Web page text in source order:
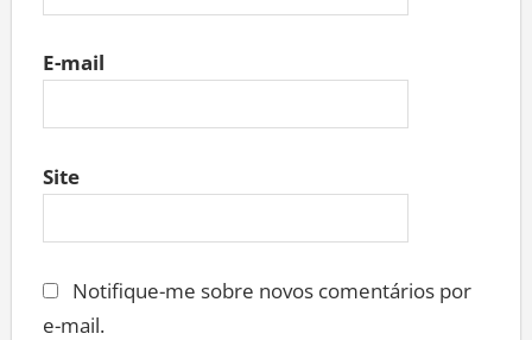
E-mail
Site
Notifique-me sobre novos comentários por
e-mail.